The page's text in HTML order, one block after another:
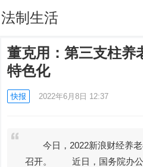
法制生活
董克用：第三支柱养
特色化
快报 2022年6月8日 12:37
今日，2022新浪财经养老
召开。 近日，国务院办公